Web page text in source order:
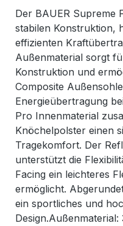
Der BAUER Supreme
stabilen Konstruktion,
effizienten
Außenmaterial sorgt
Konstruktion und
Composite
Energieübertragung
Pro Innenmaterial
Knöchelpolster einen
Tragekomfort. Der
unterstützt die
Facing ein leichteres
ermöglicht.
ein sportliches und
Design.Außenmaterial: